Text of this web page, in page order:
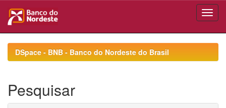
navigationDSpace - BNB - Banco do Nordeste do Brasil
Pesquisar